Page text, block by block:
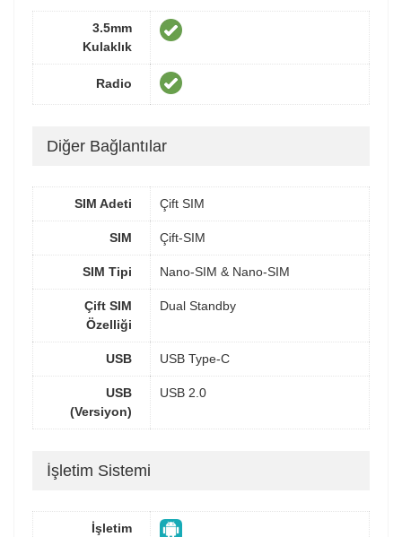
3.5mm
Kulaklık
Radio
Diğer Bağlantılar
SIM Adeti Çift SIM
SIM Çift-SIM
SIM Tipi Nano-SIM & Nano-SIM
Çift SIM
Özelliği
Dual Standby
USB USB Type-C
USB
(Versiyon)
USB 2.0
İşletim Sistemi
İşletim